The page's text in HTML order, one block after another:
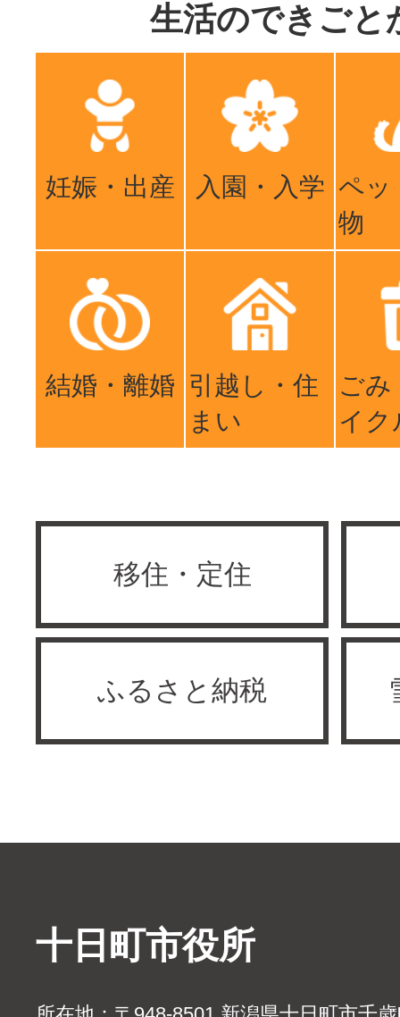
生活のできごと
妊娠・出産 入園・入学 ペッ
物
結婚・離婚 引越し・住
まい
ごみ
イク
移住・定住
ふるさと納税
十日町市役所